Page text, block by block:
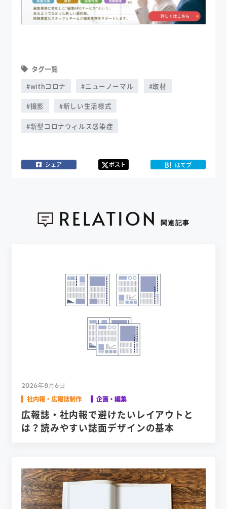
タグ一覧
#withコロナ
#ニューノーマル #取材
#撮影 #新しい生活様式
#新型コロナウィルス感染症
シェア ポスト B! はてブ
RELATION 関連記事
2026年8月6日
社内報・広報誌制作 企画・編集
広報誌・社内報で避けたいレイアウトと
は？読みやすい誌面デザインの基本